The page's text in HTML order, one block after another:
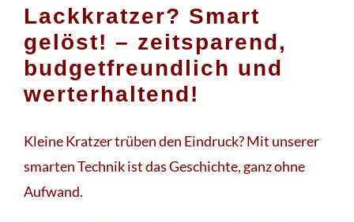
Lackkratzer? Smart
gelöst! – zeitsparend,
budgetfreundlich und
werterhaltend!
Kleine Kratzer trüben den Eindruck? Mit unserer
smarten Technik ist das Geschichte, ganz ohne
Aufwand.